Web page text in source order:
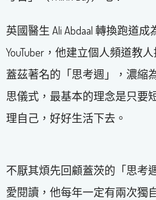
英國醫生 Ali Abdaal 轉換跑道
YouTuber，他建立個人頻道教
蓋茲著名的「思考週」，濃縮
思儀式，最基本的理念是只要
理自己，好好生活下去。
不厭其煩先回顧蓋茨的「思考
愛閱讀，他每年一定有兩次獨